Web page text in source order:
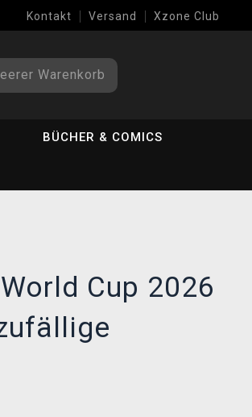
Kontakt Versand Xzone Club
Warenkorb
BÜCHER & COMICS
Cup 2026